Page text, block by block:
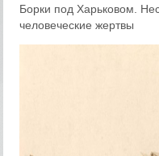
Борки под Харьковом.
человеческие жертвы